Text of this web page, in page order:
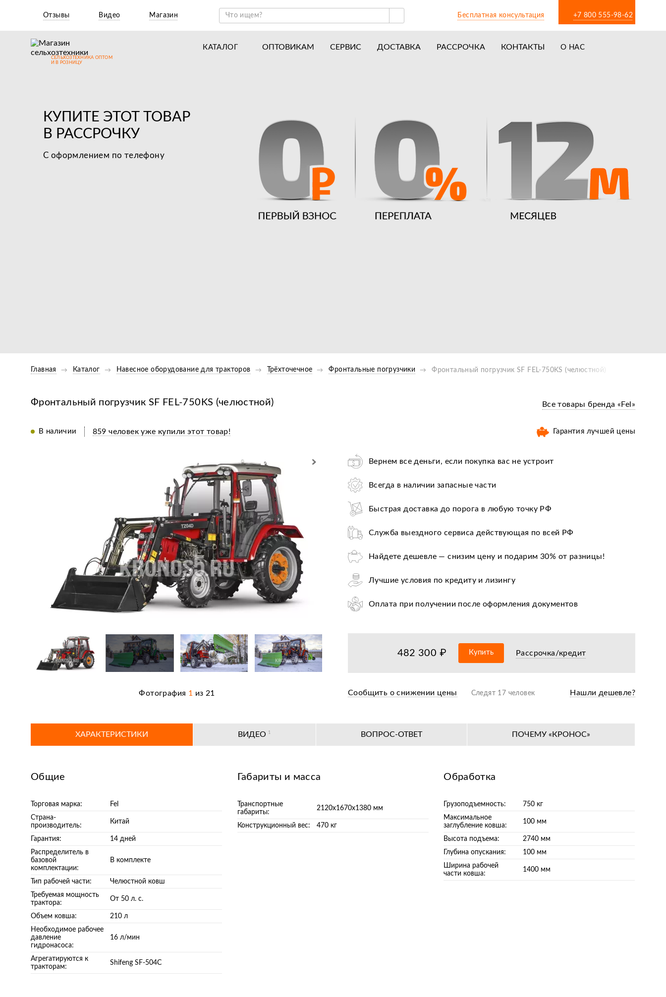
Отзывы Видео Магазин Бесплатная консультация +7 800 555-98-62
СЕЛЬХОЗТЕХНИКА ОПТОМ
И В РОЗНИЦУ
КАТАЛОГ
Навесное оборудование для мотоблоков
ОПТОВИКАМ СЕРВИС ДОСТАВКА РАССРОЧКА КОНТАКТЫ
О НАС
Новости
Отзывы
Вакансии
Гарантия лучшей цены
КУПИТЕ ЭТОТ ТОВАР
В РАССРОЧКУ
С оформлением по телефону
Главная Каталог Навесное оборудование для тракторов Трёхточечное Фронтальные погрузчики Фронтальный погрузчик SF FEL-750KS (челюстной)
Фронтальный погрузчик SF FEL-750KS (челюстной) Все товары бренда «Fel»
В наличии 859 человек уже купили этот товар! Гарантия лучшей цены
Фотография 1 из 21
Вернем все деньги, если покупка вас не устроит
Всегда в наличии запасные части
Быстрая доставка до порога в любую точку РФ
Служба выездного сервиса действующая по всей РФ
Найдете дешевле — снизим цену и подарим 30% от разницы!
Лучшие условия по кредиту и лизингу
Оплата при получении после оформления документов
36+ авторизированных сервисных центров по всей РФ
482 300 ₽ Купить Рассрочка/кредит
Сообщить о снижении цены Следят 17 человек Нашли дешевле?
ХАРАКТЕРИСТИКИ ВИДЕО 1 ВОПРОС-ОТВЕТ ПОЧЕМУ «КРОНОС»
Общие
Торговая марка:
Fel
Страна-
производитель:
Китай
Гарантия:
14 дней
Распределитель в
базовой
комплектации:
В комплекте
Тип рабочей части:
Челюстной ковш
Требуемая мощность
трактора:
От 50 л. с.
Объем ковша:
210 л
Необходимое рабочее
давление
гидронасоса:
16 л/мин
Агрегатируются к
тракторам:
Shifeng SF-504С
Габариты и масса
Транспортные
габариты:
2120х1670х1380 мм
Конструкционный вес: 470 кг
Обработка
Грузоподъемность:
750 кг
Максимальное
заглубление ковша:
100 мм
Высота подъема:
2740 мм
Глубина опускания:
100 мм
Ширина рабочей
части ковша:
1400 мм